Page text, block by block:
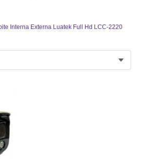
Interna Externa Luatek Full Hd LCC-2220